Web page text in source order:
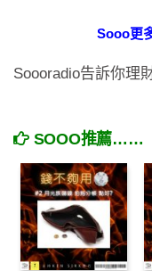
Sooo更
Soooradio告訴你理
SOOO推薦……